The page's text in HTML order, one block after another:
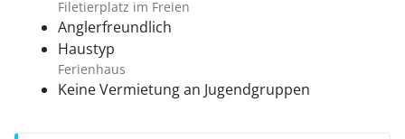
Filetierplatz im Freien
Anglerfreundlich
Haustyp
Ferienhaus
Keine Vermietung an Jugendgruppen